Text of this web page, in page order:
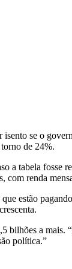
se o
de 24%.
a tabela
com renda
estão
bilhões a
política.”